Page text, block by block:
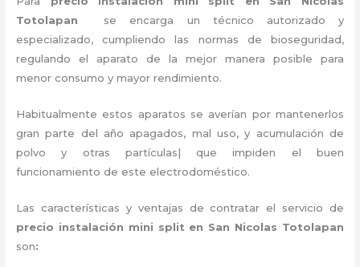
Totolapan
se encarga un técnico autorizado y
especializado, cumpliendo las normas de bioseguridad,
regulando el aparato de la mejor manera posible para
menor consumo y mayor rendimiento.
Habitualmente estos aparatos se averían por mantenerlos
gran parte del año apagados, mal uso, y acumulación de
polvo y otras partículas| que impiden el buen
funcionamiento de este electrodoméstico.
Las características y ventajas de contratar el servicio de
precio instalación mini split en San Nicolas Totolapan
son: